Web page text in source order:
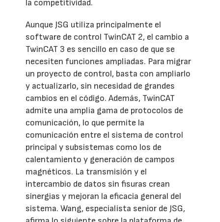
la competitividad.
Aunque JSG utiliza principalmente el
software de control TwinCAT 2, el cambio a
TwinCAT 3 es sencillo en caso de que se
necesiten funciones ampliadas. Para migrar
un proyecto de control, basta con ampliarlo
y actualizarlo, sin necesidad de grandes
cambios en el código. Además, TwinCAT
admite una amplia gama de protocolos de
comunicación, lo que permite la
comunicación entre el sistema de control
principal y subsistemas como los de
calentamiento y generación de campos
magnéticos. La transmisión y el
intercambio de datos sin fisuras crean
sinergias y mejoran la eficacia general del
sistema. Wang, especialista senior de JSG,